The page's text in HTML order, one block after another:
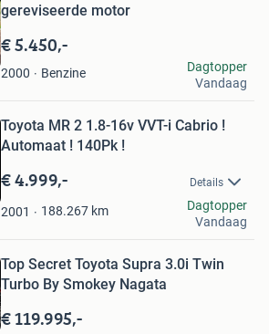
gereviseerde motor
€ 5.450,-
2000 Benzine
Dagtopper
Vandaag
Toyota MR 2 1.8-16v VVT-i Cabrio !
Automaat ! 140Pk !
€ 4.999,- Details
2001 188.267 km
Dagtopper
Vandaag
Top Secret Toyota Supra 3.0i Twin
Turbo By Smokey Nagata
€ 119.995,-